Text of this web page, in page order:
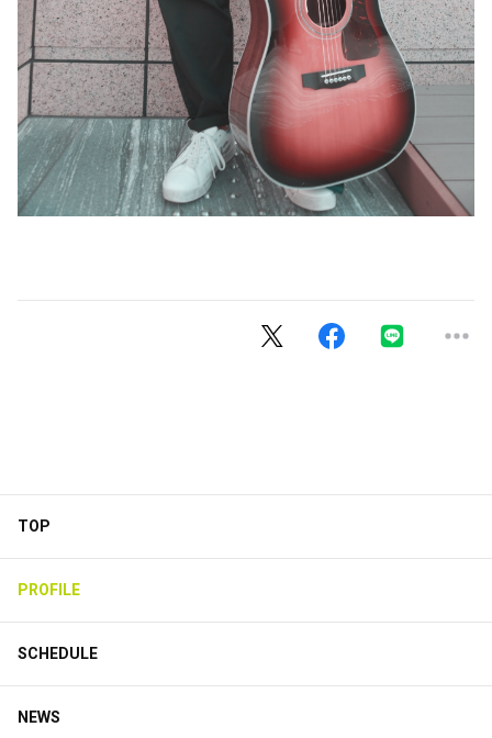
TOP
PROFILE
SCHEDULE
NEWS